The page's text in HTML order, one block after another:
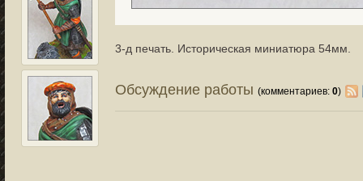
3-д печать. Историческая миниатюра 54мм.
Обсуждение работы(комментариев:0)